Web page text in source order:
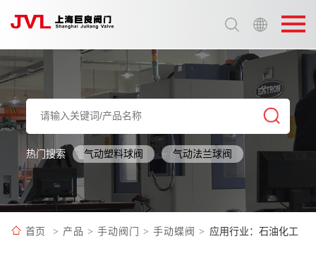
选择语言:
中文 / Chinese
英语 / English
热门搜索 气动塑料球阀 气动法兰球阀
首页 > 产品 > 手动阀门 > 手动蝶阀 > 应用行业：石油化工